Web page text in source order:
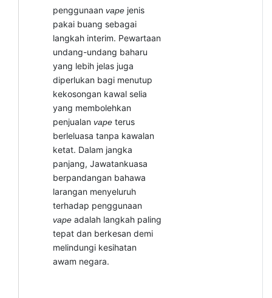
penggunaan vape jenis
pakai buang sebagai
langkah interim. Pewartaan
undang-undang baharu
yang lebih jelas juga
diperlukan bagi menutup
kekosongan kawal selia
yang membolehkan
penjualan vape terus
berleluasa tanpa kawalan
ketat. Dalam jangka
panjang, Jawatankuasa
berpandangan bahawa
larangan menyeluruh
terhadap penggunaan
vape adalah langkah paling
tepat dan berkesan demi
melindungi kesihatan
awam negara.